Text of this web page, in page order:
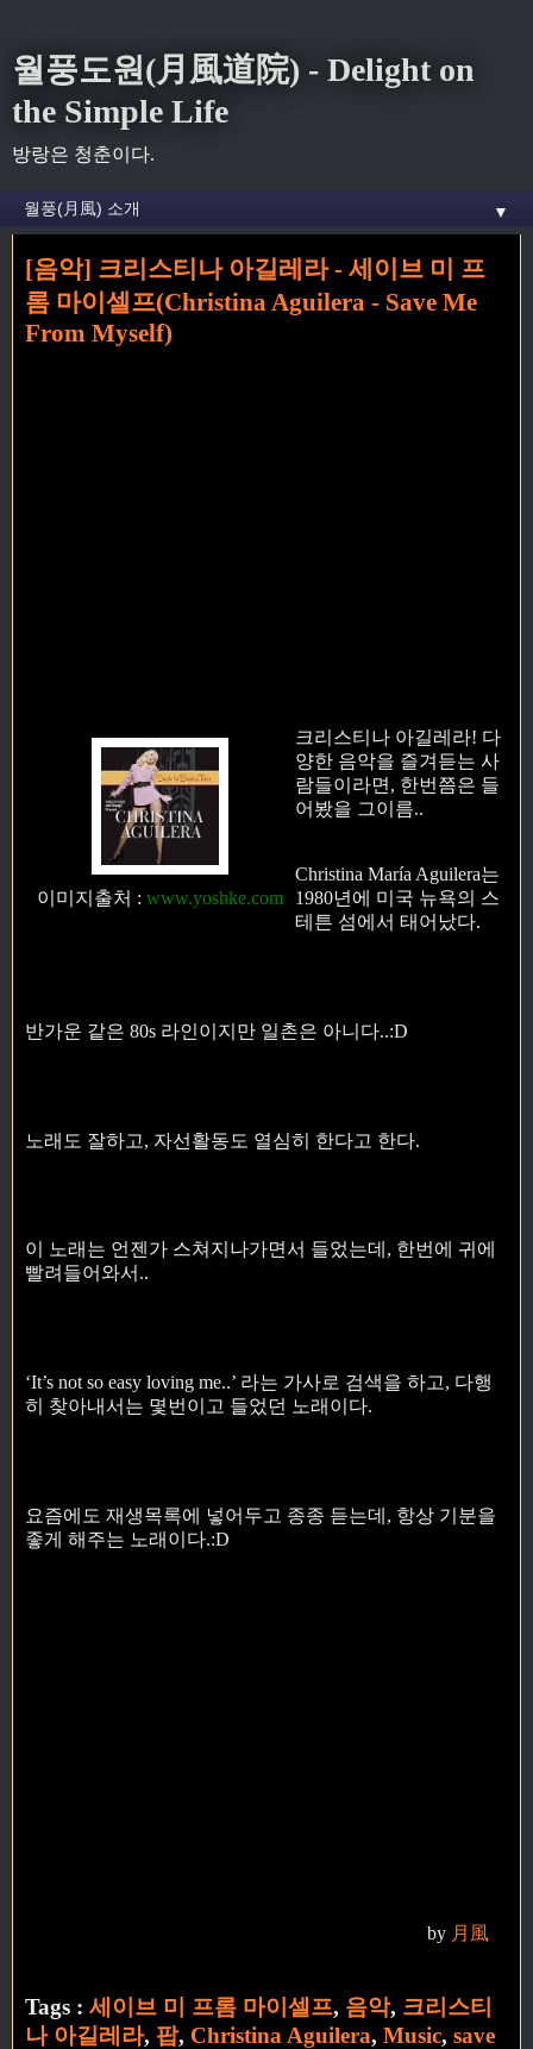
월풍도원(月風道院) - Delight on
the Simple Life
방랑은 청춘이다.
▼
» Christina Aguilera 꼬리가 달린 글
[음악] 크리스티나 아길레라 - 세이브 미 프
롬 마이셀프(Christina Aguilera - Save Me
From Myself)
이미지출처 : www.yoshke.com
크리스티나 아길레라! 다
양한 음악을 즐겨듣는 사
람들이라면, 한번쯤은 들
어봤을 그이름..
Christina María Aguilera는
1980년에 미국 뉴욕의 스
테튼 섬에서 태어났다.
반가운 같은 80s 라인이지만 일촌은 아니다..:D
노래도 잘하고, 자선활동도 열심히 한다고 한다.
이 노래는 언젠가 스쳐지나가면서 들었는데, 한번에 귀에
빨려들어와서..
‘It’s not so easy loving me..’ 라는 가사로 검색을 하고, 다행
히 찾아내서는 몇번이고 들었던 노래이다.
요즘에도 재생목록에 넣어두고 종종 듣는데, 항상 기분을
좋게 해주는 노래이다.:D
by 月風
Tags : 세이브 미 프롬 마이셀프, 음악, 크리스티
나 아길레라, 팝, Christina Aguilera, Music, save